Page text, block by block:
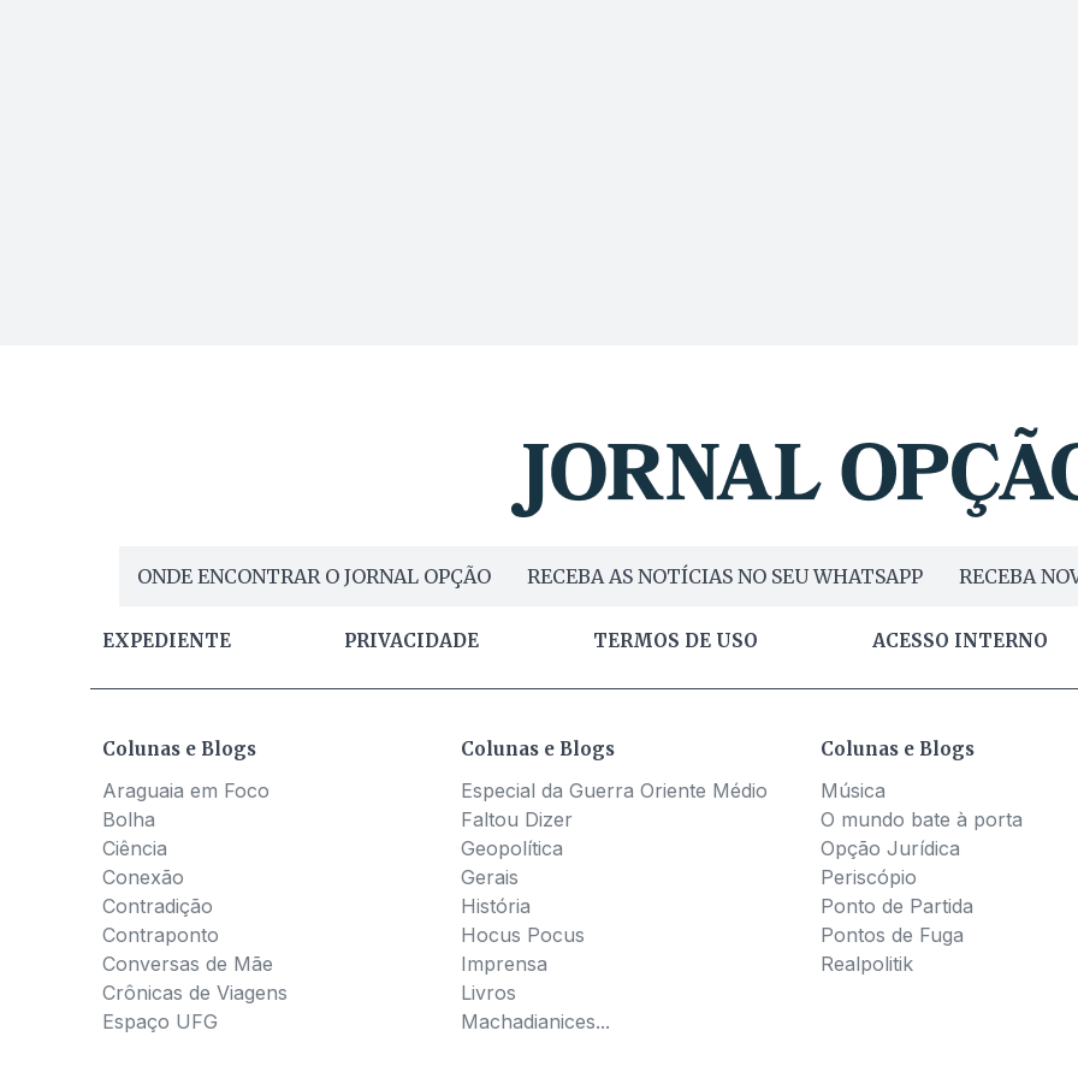
ONDE ENCONTRAR O JORNAL OPÇÃO RECEBA AS NOTÍCIAS NO SEU WHATSAPP RECEBA
EXPEDIENTE PRIVACIDADE TERMOS DE USO ACESSO INTERNO
Colunas e Blogs
Araguaia em Foco
Bolha
Ciência
Conexão
Contradição
Contraponto
Conversas de Mãe
Crônicas de Viagens
Espaço UFG
Colunas e Blogs
Especial da Guerra Oriente Médio
Faltou Dizer
Geopolítica
Gerais
História
Hocus Pocus
Imprensa
Livros
Machadianices...
Colunas e Blogs
Música
O mundo bate à porta
Opção Jurídica
Periscópio
Ponto de Partida
Pontos de Fuga
Realpolitik